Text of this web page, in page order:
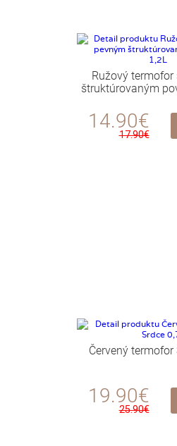
Ružový termofor
štruktúrovaným
14.90€
17.90€
Červený termofor
19.90€
25.90€